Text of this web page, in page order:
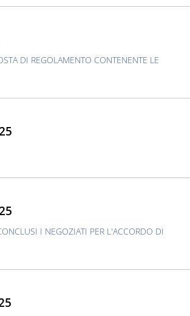
DI REGOLAMENTO CONTENENTE LE
I NEGOZIATI PER L'ACCORDO DI